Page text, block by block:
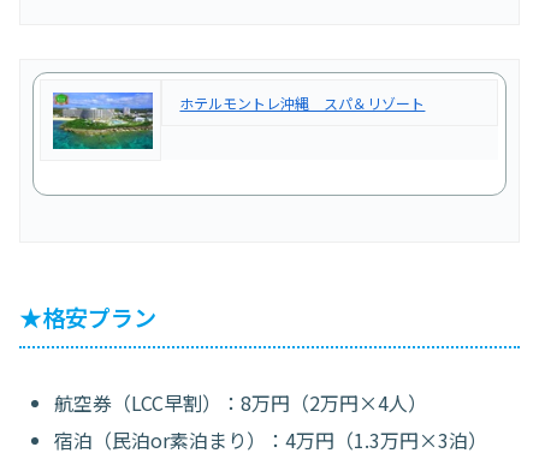
ホテルモントレ沖縄 スパ＆リゾート
★格安プラン
航空券（LCC早割）：8万円（2万円×4人）
宿泊（民泊or素泊まり）：4万円（1.3万円×3泊）